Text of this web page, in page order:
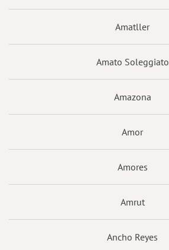
Amatller
Amato Soleggiato
Amazona
Amor
Amores
Amrut
Ancho Reyes